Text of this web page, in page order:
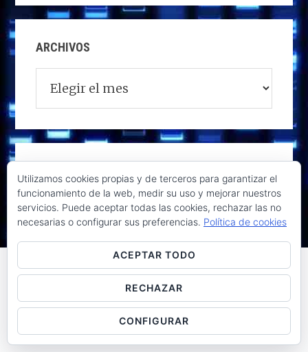
ARCHIVOS
Raúl de la Puente - Derechos reservados© 2026 ·
Acceder
Utilizamos cookies propias y de terceros para garantizar el
funcionamiento de la web, medir su uso y mejorar nuestros
servicios. Puede aceptar todas las cookies, rechazar las no
necesarias o configurar sus preferencias. Política de cookies
ACEPTAR TODO
RECHAZAR
CONFIGURAR